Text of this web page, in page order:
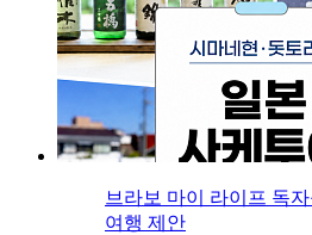
브라보 마이 라이프 독
여행 제안